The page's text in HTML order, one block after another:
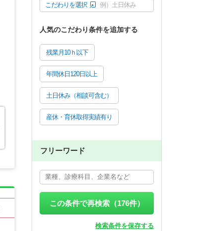
こだわりを選択 例）土日休み
人気のこだわり条件を追加する
残業月10ｈ以下
年間休日120日以上
土日休み（相談可含む）
産休・育休取得実績有り
フリーワード
この条件で再検索（176件）
検索条件を保存する